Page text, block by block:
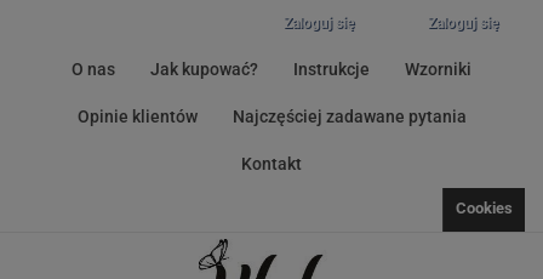
Zaloguj się
Zaloguj się
O nas Jak kupować? Instrukcje Wzorniki
Opinie klientów Najczęściej zadawane pytania
Kontakt
Cookies